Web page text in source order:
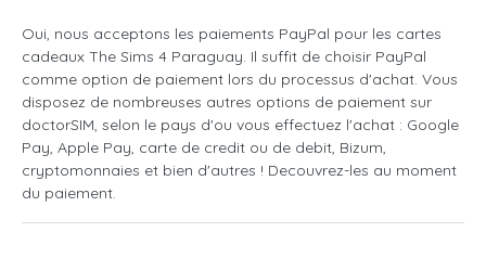
Oui, nous acceptons les paiements PayPal pour les cartes
cadeaux The Sims 4 Paraguay. Il suffit de choisir PayPal
comme option de paiement lors du processus d'achat. Vous
disposez de nombreuses autres options de paiement sur
doctorSIM, selon le pays d'ou vous effectuez l'achat : Google
Pay, Apple Pay, carte de credit ou de debit, Bizum,
cryptomonnaies et bien d'autres ! Decouvrez-les au moment
du paiement.